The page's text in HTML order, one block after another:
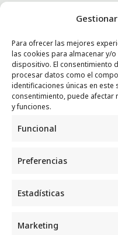
Para ofrecer las mejores
las cookies para almacenar y/
dispositivo. El consentimiento
procesar datos como el
identificaciones únicas en
consentimiento, puede afectar
y funciones.
Funcional
Preferencias
Estadísticas
Marketing
SERVICIOS
Recogida e intercambio de
Política de privacidad
CONTACTO
Correo: luggcentrosocial @